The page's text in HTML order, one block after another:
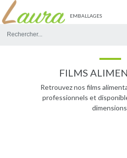
EMBALLAGES
FILMS
Retrouvez nos films
professionnels et